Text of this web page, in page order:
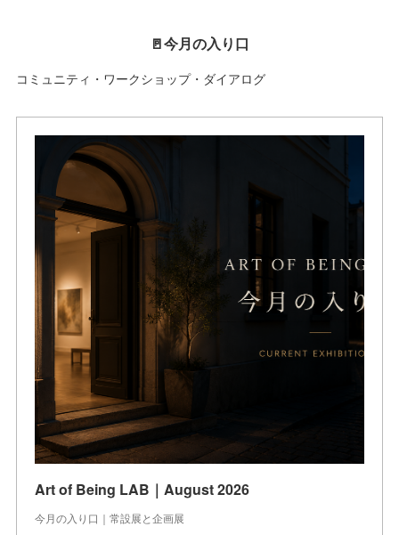
🚪今月の入り口
コミュニティ・ワークショップ・ダイアログ
Art of Being LAB｜August 2026
今月の入り口｜常設展と企画展